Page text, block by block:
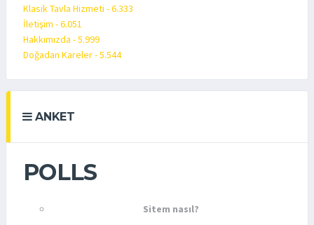
Klasik Tavla Hizmeti - 6.333
İletişim - 6.051
Hakkımızda - 5.999
Doğadan Kareler - 5.544
ANKET
POLLS
Sitem nasıl?